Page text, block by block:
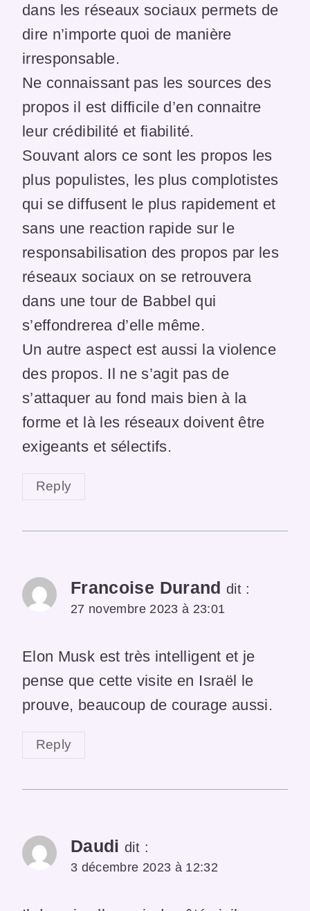
dans les réseaux sociaux permets de
dire n’importe quoi de manière
irresponsable.
Ne connaissant pas les sources des
propos il est difficile d’en connaitre
leur crédibilité et fiabilité.
Souvant alors ce sont les propos les
plus populistes, les plus complotistes
qui se diffusent le plus rapidement et
sans une reaction rapide sur le
responsabilisation des propos par les
réseaux sociaux on se retrouvera
dans une tour de Babbel qui
s’effondrerea d’elle même.
Un autre aspect est aussi la violence
des propos. Il ne s’agit pas de
s’attaquer au fond mais bien à la
forme et là les réseaux doivent être
exigeants et sélectifs.
Reply
Francoise Durand dit :
27 novembre 2023 à 23:01
Elon Musk est très intelligent et je
pense que cette visite en Israël le
prouve, beaucoup de courage aussi.
Reply
Daudi dit :
3 décembre 2023 à 12:32